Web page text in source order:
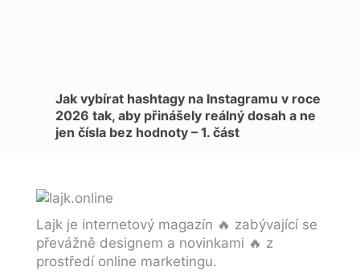
Jak vybírat hashtagy na Instagramu v roce
2026 tak, aby přinášely reálný dosah a ne
jen čísla bez hodnoty – 1. část
Lajk je internetový magazín 🔥 zabývající se
převážně designem a novinkami 🔥 z
prostředí online marketingu.